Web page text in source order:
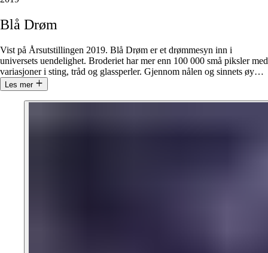
Blå Drøm
Vist på Årsutstillingen 2019. Blå Drøm er et drømmesyn inn i
universets uendelighet. Broderiet har mer enn 100 000 små piksler med
variasjoner i sting, tråd og glassperler. Gjennom nålen og sinnets øy…
Les mer